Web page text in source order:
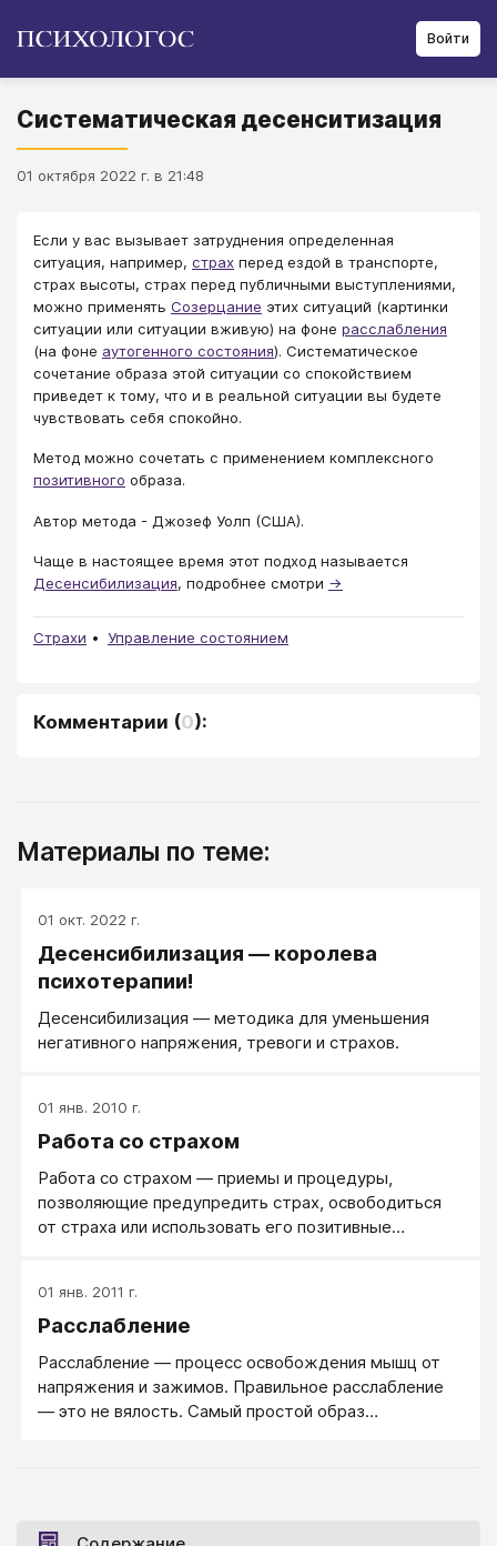
Войти
Систематическая десенситизация
01 октября 2022 г. в 21:48
Если у вас вызывает затруднения определенная
ситуация, например, страх перед ездой в транспорте,
страх высоты, страх перед публичными выступлениями,
можно применять Созерцание этих ситуаций (картинки
ситуации или ситуации вживую) на фоне расслабления
(на фоне аутогенного состояния). Систематическое
сочетание образа этой ситуации со спокойствием
приведет к тому, что и в реальной ситуации вы будете
чувствовать себя спокойно.
Метод можно сочетать с применением комплексного
позитивного образа.
Автор метода - Джозеф Уолп (США).
Чаще в настоящее время этот подход называется
Десенсибилизация, подробнее смотри →
Страхи Управление состоянием
Комментарии (0):
Материалы по теме:
01 окт. 2022 г.
Десенсибилизация — королева
психотерапии!
Десенсибилизация — методика для уменьшения
негативного напряжения, тревоги и страхов.
01 янв. 2010 г.
Работа со страхом
Работа со страхом — приемы и процедуры,
позволяющие предупредить страх, освободиться
от страха или использовать его позитивные
01 янв. 2011 г.
Расслабление
​Расслабление — процесс освобождения мышц от
напряжения и зажимов. Правильное расслабление
— это не вялость. Самый простой образ